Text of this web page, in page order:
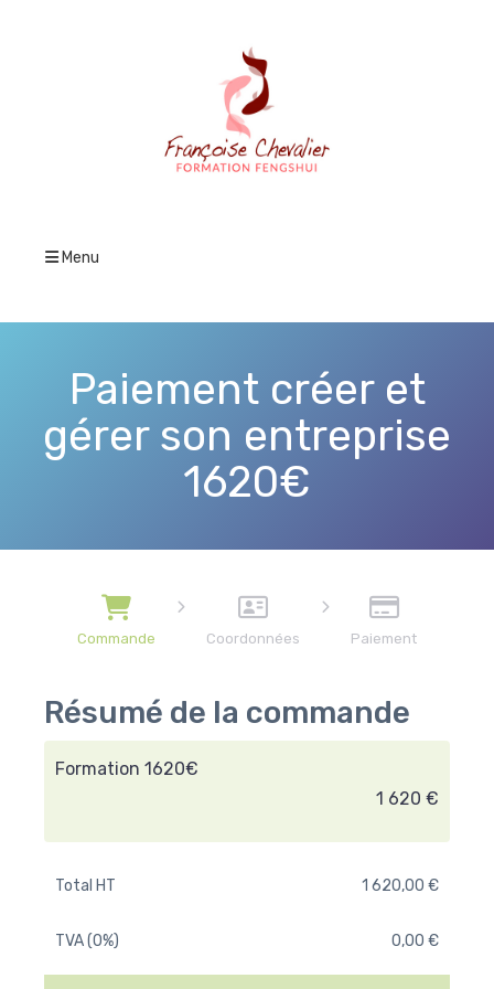
Menu
Paiement créer et
gérer son entreprise
1620€
Commande Coordonnées Paiement
Résumé de la commande
Formation 1620€
1 620 €
Total HT 1 620,00 €
TVA (0%) 0,00 €